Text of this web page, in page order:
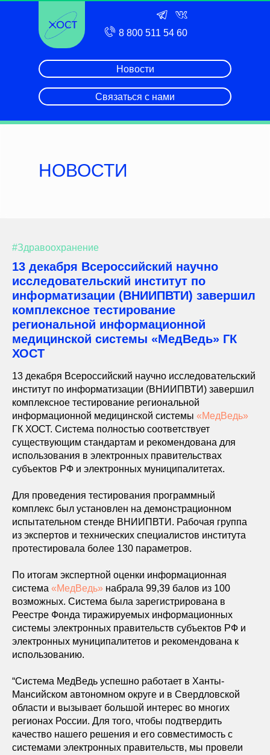
Связаться с нами
Новости
8 800 511 54 60
НОВОСТИ
#Здравоохранение
13 декабря Всероссийский научно
исследовательский институт по
информатизации (ВНИИПВТИ) завершил
комплексное тестирование
региональной информационной
медицинской системы «МедВедь» ГК
ХОСТ
13 декабря Всероссийский научно исследовательский
институт по информатизации (ВНИИПВТИ) завершил
комплексное тестирование региональной
информационной медицинской системы «МедВедь»
ГК ХОСТ. Система полностью соответствует
существующим стандартам и рекомендована для
использования в электронных правительствах
субъектов РФ и электронных муниципалитетах.
Для проведения тестирования программный
комплекс был установлен на демонстрационном
испытательном стенде ВНИИПВТИ. Рабочая группа
из экспертов и технических специалистов института
протестировала более 130 параметров.
По итогам экспертной оценки информационная
система «МедВедь» набрала 99,39 балов из 100
возможных. Система была зарегистрирована в
Реестре Фонда тиражируемых информационных
системы электронных правительств субъектов РФ и
электронных муниципалитетов и рекомендована к
использованию.
“Система МедВедь успешно работает в Ханты-
Мансийском автономном округе и в Свердловской
области и вызывает большой интерес во многих
регионах России. Для того, чтобы подтвердить
качество нашего решения и его совместимость с
системами электронных правительств, мы провели